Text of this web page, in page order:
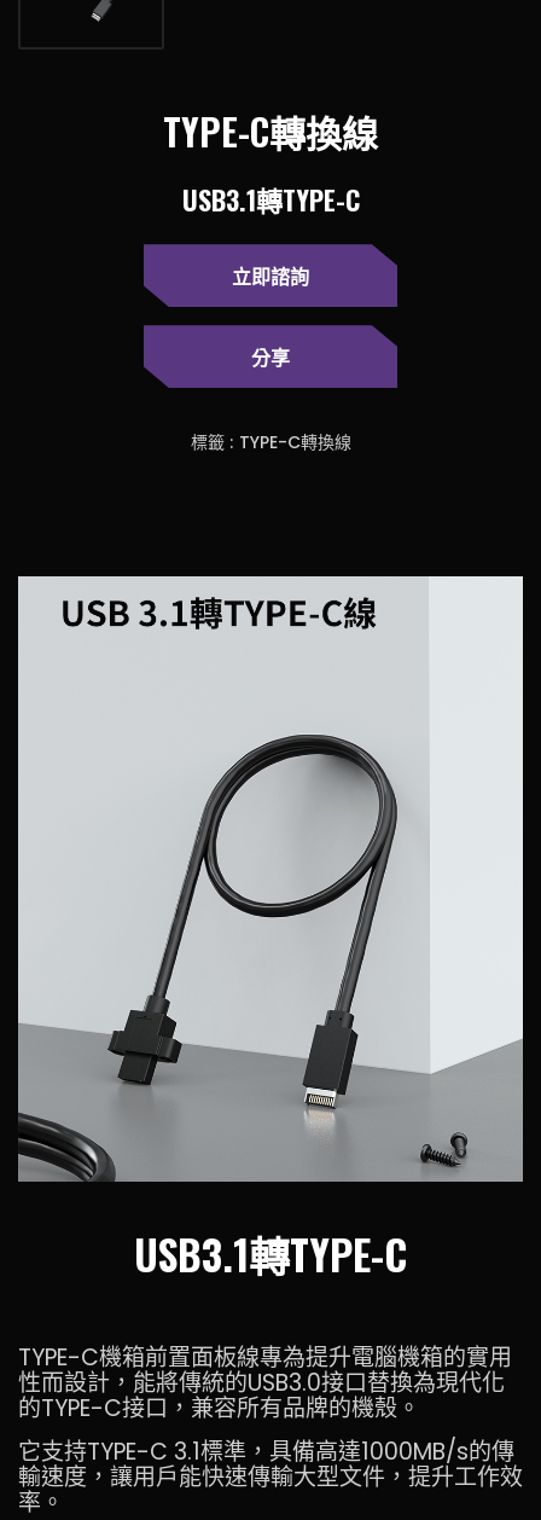
TYPE-C轉換線
USB3.1轉TYPE-C
立即諮詢
分享
標籤 : TYPE-C轉換線
USB3.1轉TYPE-C
TYPE-C機箱前置面板線專為提升電腦機箱的實用
性而設計，能將傳統的USB3.0接口替換為現代化
的TYPE-C接口，兼容所有品牌的機殼。
它支持TYPE-C 3.1標準，具備高達1000MB/s的傳
輸速度，讓用戶能快速傳輸大型文件，提升工作效
率。